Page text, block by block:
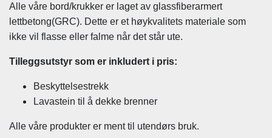
Alle våre bord/krukker er laget av glassfiberarmert
lettbetong(GRC). Dette er et høykvalitets materiale som
ikke vil flasse eller falme når det står ute.
Tilleggsutstyr som er inkludert i pris:
Beskyttelsestrekk
Lavastein til å dekke brenner
Alle våre produkter er ment til utendørs bruk.